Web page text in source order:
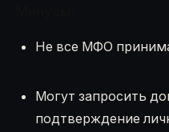
Не все МФО
Могут запросить
подтверждение